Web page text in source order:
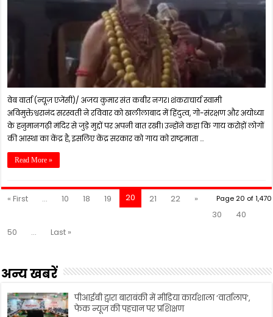
वेब वार्ता (न्यूज़ एजेंसी)/ अजय कुमार संत कबीर नगर। शंकराचार्य स्वामी
अविमुक्तेश्वरानंद सरस्वती ने रविवार को खलीलाबाद में हिंदुत्व, गो-संरक्षण और अयोध्या
के हनुमानगढ़ी मंदिर से जुड़े मुद्दों पर अपनी बात रखी। उन्होंने कहा कि गाय करोड़ों लोगों
की आस्था का केंद्र है, इसलिए केंद्र सरकार को गाय को राष्ट्रमाता …
Read More »
Page 20 of 1,470
« First ... 10 18 19 20 21 22
»
30
40
50
... Last »
अन्य खबरें
पीआईबी द्वारा बाराबंकी में मीडिया कार्यशाला ‘वार्तालाप’,
फेक न्यूज की पहचान पर प्रशिक्षण